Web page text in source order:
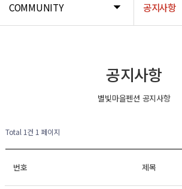
COMMUNITY 공지사항
공지사항
별빛마을펜션 공지사항
Total 1건 1 페이지
번호 제목